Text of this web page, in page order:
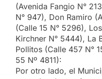
(Avenida Fangio N°
N° 947), Don Ramiro
(Calle 15 N° 5296),
Kirchner N° 5444), La
Pollitos (Calle 457 N°
55 Nº 4811):
Por otro lado, el